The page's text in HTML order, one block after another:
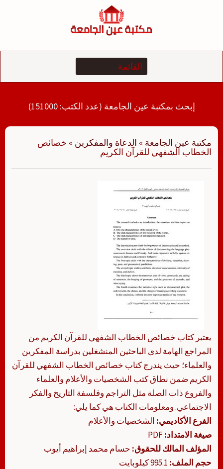
إبحث بمكتبة عين الجامعة (عدد الكتب: 151000)
مكتبة عين الجامعة » الدعاة والمفكرين » خصائص
الخطاب الشفهي للقرآن الكريم
يعتبر كتاب خصائص الخطاب الشفهي للقرآن الكريم من
المراجع الهامة لدى الباحثين المنشغلين بدراسة المفكرين
والعلماء؛ حيث يندرج كتاب خصائص الخطاب الشفهي للقرآن
الكريم ضمن نطاق كتب الشخصيات والأعلام والعلماء
والفروع ذات الصلة مثل التراجم وفلسفة التاريخ والفكر
الاجتماعي. ومعلومات الكتاب هي كما يلي:
الفرع الأكاديمي: الشخصيات والأعلام
صيغة الامتداد:
المؤلف المالك للحقوق: حسام محمد إبراهيم أيوب
حجم الملف: